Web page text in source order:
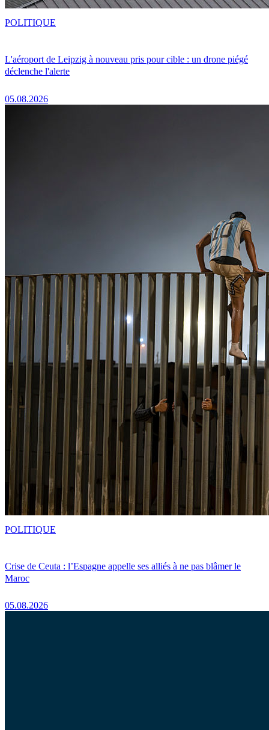
L'aéroport de Leipzig à nouveau pris pour cible : un drone piégé
déclenche l'alerte
05.08.2026
POLITIQUE
Crise de Ceuta : l’Espagne appelle ses alliés à ne pas blâmer le
Maroc
05.08.2026
POLITIQUE